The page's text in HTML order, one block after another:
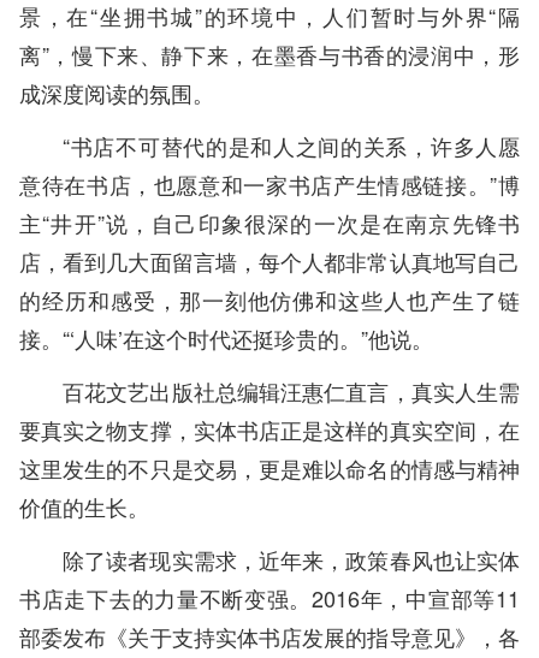
景，在“坐拥书城”的环境中，人们暂时与外界“隔
离”，慢下来、静下来，在墨香与书香的浸润中，形
成深度阅读的氛围。
“书店不可替代的是和人之间的关系，许多人愿
意待在书店，也愿意和一家书店产生情感链接。”博
主“井开”说，自己印象很深的一次是在南京先锋书
店，看到几大面留言墙，每个人都非常认真地写自己
的经历和感受，那一刻他仿佛和这些人也产生了链
接。“‘人味’在这个时代还挺珍贵的。”他说。
百花文艺出版社总编辑汪惠仁直言，真实人生需
要真实之物支撑，实体书店正是这样的真实空间，在
这里发生的不只是交易，更是难以命名的情感与精神
价值的生长。
除了读者现实需求，近年来，政策春风也让实体
书店走下去的力量不断变强。2016年，中宣部等11
部委发布《关于支持实体书店发展的指导意见》，各